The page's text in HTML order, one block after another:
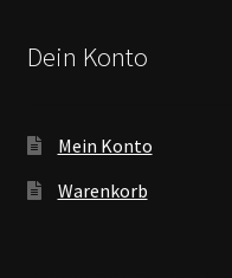
Dein Konto
Mein Konto
Warenkorb